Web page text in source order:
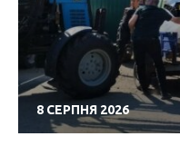
8 СЕРПНЯ 2026